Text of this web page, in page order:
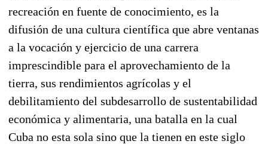
recreación en fuente de conocimiento, es la
difusión de una cultura científica que abre ventanas
a la vocación y ejercicio de una carrera
imprescindible para el aprovechamiento de la
tierra, sus rendimientos agrícolas y el
debilitamiento del subdesarrollo de sustentabilidad
económica y alimentaria, una batalla en la cual
Cuba no esta sola sino que la tienen en este siglo